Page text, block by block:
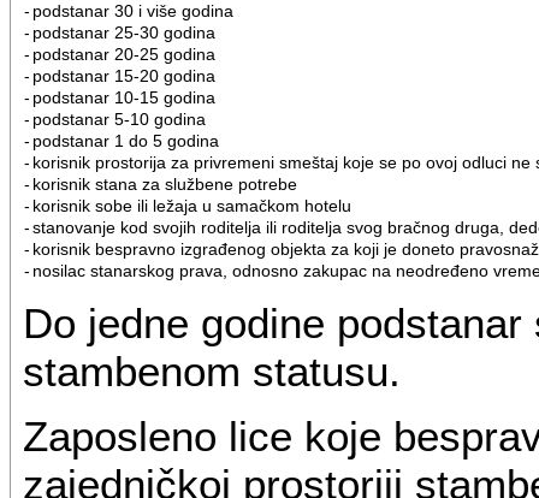
- podstanar 30 i više godina
- podstanar 25-30 godina
- podstanar 20-25 godina
- podstanar 15-20 godina
- podstanar 10-15 godina
- podstanar 5-10 godina
- podstanar 1 do 5 godina
- korisnik prostorija za privremeni smeštaj koje se po ovoj odluci ne
- korisnik stana za službene potrebe
- korisnik sobe ili ležaja u samačkom hotelu
-stanovanje kod svojih roditelja ili roditelja svog bračnog druga,
- korisnik bespravno izgrađenog objekta za koji je doneto
- nosilac stanarskog prava, odnosno zakupac na neodređeno
Do jedne godine
stambenom statusu.
Zaposleno lice koje
zajedničkoj prostoriji